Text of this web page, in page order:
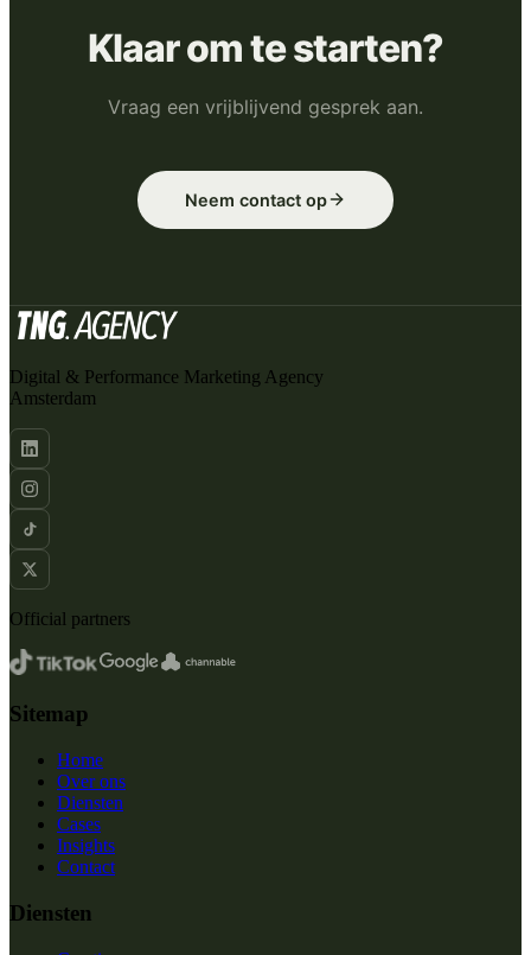
Klaar om te starten?
Vraag een vrijblijvend gesprek aan.
Neem contact op
Digital & Performance Marketing Agency
Amsterdam
Official partners
Sitemap
Home
Over ons
Diensten
Cases
Insights
Contact
Diensten